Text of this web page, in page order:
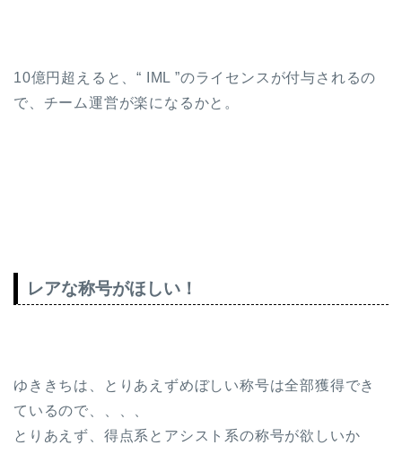
10億円超えると、“ IML ”のライセンスが付与されるの
で、チーム運営が楽になるかと。
レアな称号がほしい！
ゆききちは、とりあえずめぼしい称号は全部獲得でき
ているので、、、、
とりあえず、得点系とアシスト系の称号が欲しいか